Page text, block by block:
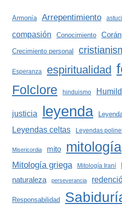
Armonía Arrepentimiento
compasión Conocimiento Corán
Crecimiento personal
Esperanza espiritualidad
Folclore hinduismo
justicia leyenda
Leyendas celtas Leyendas
Misericordia mito mitología
Mitología griega Mitología Iraní
naturaleza perseverancia
Responsabilidad